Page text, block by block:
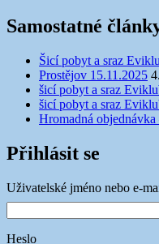
Samostatné
Šicí pobyt a sraz
Prostějov 15.11.2025
šicí pobyt a sraz
šicí pobyt a sraz
Hromadná
Přihlásit se
Uživatelské jméno nebo e-
Heslo